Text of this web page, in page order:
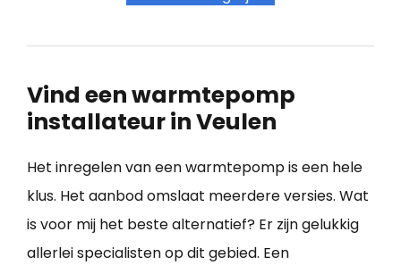
Vind een warmtepomp
installateur in Veulen
Het inregelen van een warmtepomp is een hele
klus. Het aanbod omslaat meerdere versies. Wat
is voor mij het beste alternatief? Er zijn gelukkig
allerlei specialisten op dit gebied. Een